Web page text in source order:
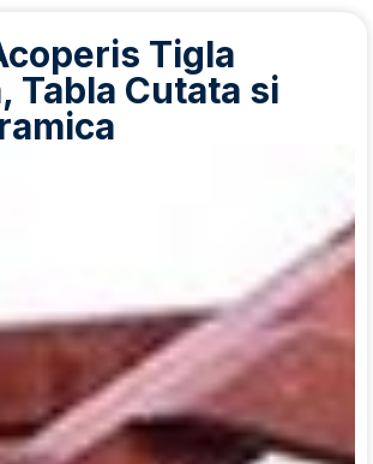
Tigla
Tabla Cutata si